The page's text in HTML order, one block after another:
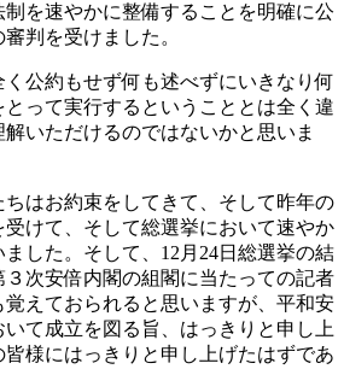
を速やかに整備することを明確に公
判を受けました。
公約もせず何も述べずにいきなり何
って実行するということとは全く違
いただけるのではないかと思いま
はお約束をしてきて、そして昨年の
受けて、そして総選挙において速やか
した。そして、12月24日総選挙の結
次安倍内閣の組閣に当たっての記者
えておられると思いますが、平和安
て成立を図る旨、はっきりと申し上
様にはっきりと申し上げたはずであ